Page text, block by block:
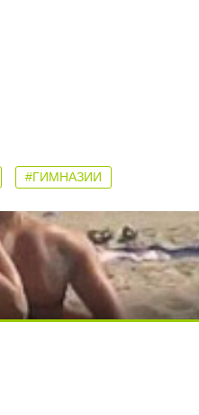
#ГИМНАЗИИ
когда их не